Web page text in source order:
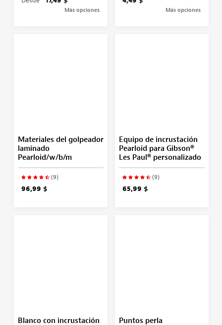
Más opciones Más opciones
Materiales del golpeador
laminado
Pearloid/w/b/m
(9)
96,99 $
Equipo de incrustación
Pearloid para Gibson®
Les Paul® personalizado
(9)
65,99 $
Blanco con incrustación
Puntos perla